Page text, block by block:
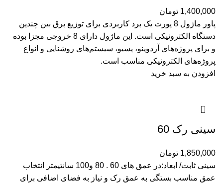
1,400,000 تومان
پاور ماژول 8 پورت یک برد کاربردی برای توزیع برق بین چندین
دستگاه الکترونیکی است. این ماژول دارای 8 خروجی مجزا بوده
و برای پروژه‌های آردوینو، پسیو، سیستم‌های روشنایی و انواع
پروژه‌های الکترونیکی مناسب است.
افزودن به سبد خرید
سینی رک 60
1,850,000 تومان
سینی ثابت/ ابعاد:در عمق های 60 . 80 و100 سانتیمتر انتخاب
عمق مناسب بستگی به عمق رک و نیاز به فضای اضافی برای